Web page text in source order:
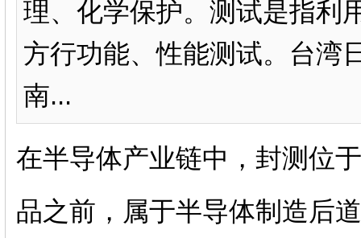
理、化学保护。测试是指利
方行功能、性能测试。台湾
南...
在半导体产业链中，封测位
品之前，属于半导体制造后